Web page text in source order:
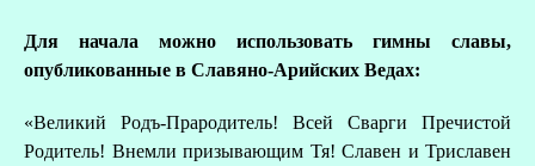
Для начала можно использовать гимны славы,
опубликованные в Славяно-Арийских Ведах:
«Великий Родъ-Прародитель! Всей Сварги Пречистой
Родитель! Внемли призывающим Тя! Славен и Триславен